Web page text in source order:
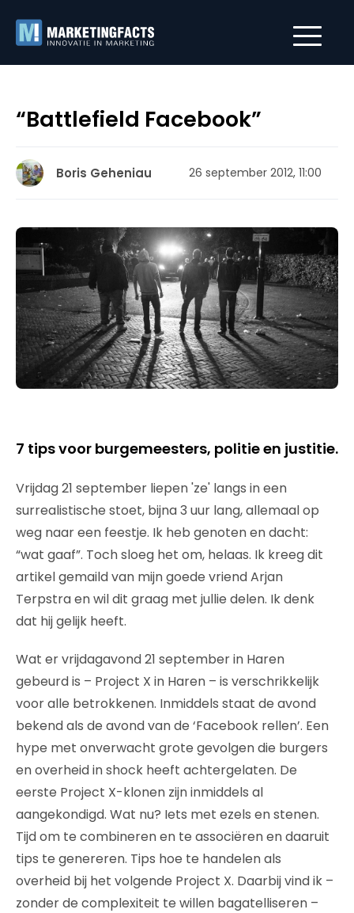
“Battlefield Facebook”
Boris Geheniau 26 september 2012, 11:00
7 tips voor burgemeesters, politie en justitie.
Vrijdag 21 september liepen 'ze' langs in een
surrealistische stoet, bijna 3 uur lang, allemaal op
weg naar een feestje. Ik heb genoten en dacht:
“wat gaaf”. Toch sloeg het om, helaas. Ik kreeg dit
artikel gemaild van mijn goede vriend Arjan
Terpstra en wil dit graag met jullie delen. Ik denk
dat hij gelijk heeft.
Wat er vrijdagavond 21 september in Haren
gebeurd is – Project X in Haren – is verschrikkelijk
voor alle betrokkenen. Inmiddels staat de avond
bekend als de avond van de ‘Facebook rellen’. Een
hype met onverwacht grote gevolgen die burgers
en overheid in shock heeft achtergelaten. De
eerste Project X-klonen zijn inmiddels al
aangekondigd. Wat nu? Iets met ezels en stenen.
Tijd om te combineren en te associëren en daaruit
tips te genereren. Tips hoe te handelen als
overheid bij het volgende Project X. Daarbij vind ik –
zonder de complexiteit te willen bagatelliseren –